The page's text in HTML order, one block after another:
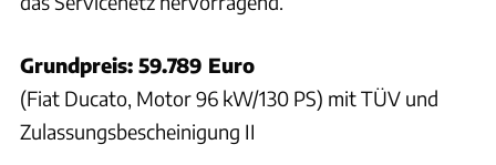
Grundpreis: 59.789 Euro
(Fiat Ducato, Motor 96 kW/130 PS) mit TÜV und
Zulassungsbescheinigung II